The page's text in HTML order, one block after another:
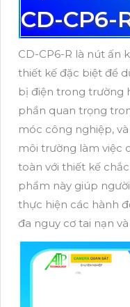
CD-CP6-
CD-CP6-R là nút ấn
thiết kế đặc biệt để
bị điện trong trường
phần quan trọng
móc công nghiệp,
môi trường làm việc
toàn với thiết kế
phẩm này giúp
thực hiện các hành
đa nguy cơ tai nạn